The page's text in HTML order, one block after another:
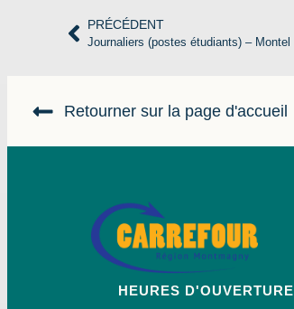
PRÉCÉDENT
Journaliers (postes étudiants) – Montel
Retourner sur la page d'accueil
HEURES D'OUVERTURE